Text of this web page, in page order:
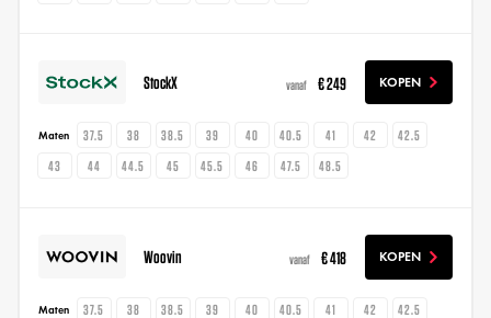
StockX vanaf € 249 KOPEN
Maten 37.5 38 38.5 39 40 40.5 41 42
42.5
43
44 44.5 45 45.5 46 47.5 48.5
Woovin vanaf € 418 KOPEN
Maten 37.5 38 38.5 39 40 40.5 41 42 42.5